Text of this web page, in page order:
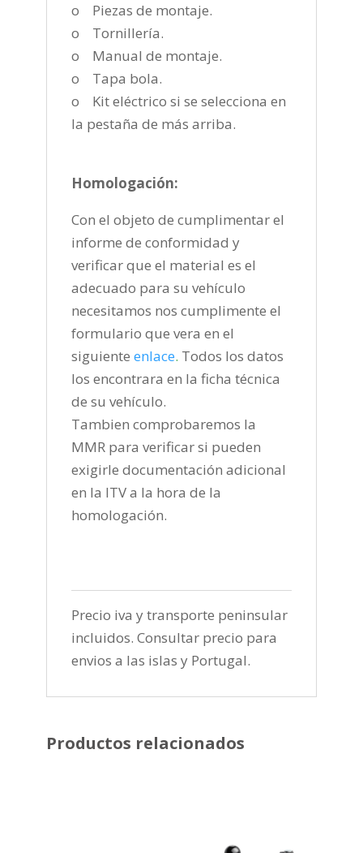
o Piezas de montaje.
o Tornillería.
o Manual de montaje.
o Tapa bola.
o Kit eléctrico si se selecciona en
la pestaña de más arriba.
Homologación:
Con el objeto de cumplimentar el
informe de conformidad y
verificar que el material es el
adecuado para su vehículo
necesitamos nos cumplimente el
formulario que vera en el
siguiente enlace. Todos los datos
los encontrara en la ficha técnica
de su vehículo.
Tambien comprobaremos la
MMR para verificar si pueden
exigirle documentación adicional
en la ITV a la hora de la
homologación.
Precio iva y transporte peninsular
incluidos. Consultar precio para
envios a las islas y Portugal.
Productos relacionados